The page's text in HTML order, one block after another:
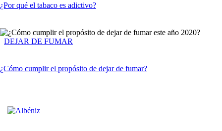
¿Por qué el tabaco es adictivo?
DEJAR DE FUMAR
¿Cómo cumplir el propósito de dejar de fumar?